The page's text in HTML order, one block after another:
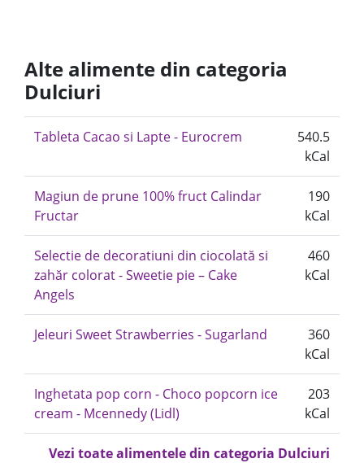
Alte alimente din categoria
Dulciuri
Tableta Cacao si Lapte - Eurocrem
540.5
kCal
Magiun de prune 100% fruct Calindar
Fructar
190
kCal
Selectie de decoratiuni din ciocolată si
zahăr colorat - Sweetie pie – Cake
Angels
460
kCal
Jeleuri Sweet Strawberries - Sugarland
360
kCal
Inghetata pop corn - Choco popcorn ice
cream - Mcennedy (Lidl)
203
kCal
Vezi toate alimentele din categoria Dulciuri